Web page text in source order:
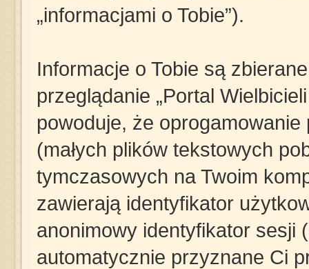
„informacjami o Tobie”).
Informacje o Tobie są
przeglądanie „Portal
powoduje, że
(małych plików tekstowych
tymczasowych na Twoim
zawierają identyfikator
anonimowy identyfikator sesji
automatycznie przyznane Ci